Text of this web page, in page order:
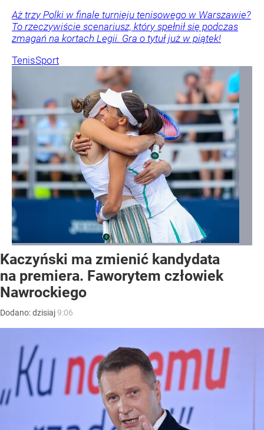
Aż trzy Polki w finale turnieju tenisowego w Warszawie?
To rzeczywiście scenariusz, który spełnił się podczas
zmagań na kortach Legii. Gra o tytuł już w piątek!
TenisSport
Kaczyński ma zmienić kandydata
na premiera. Faworytem człowiek
Nawrockiego
Dodano:dzisiaj9:06